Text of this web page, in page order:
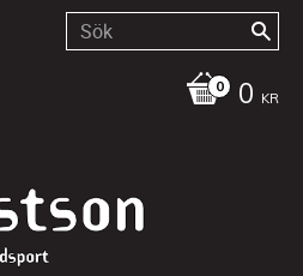
0 KR